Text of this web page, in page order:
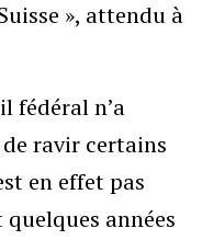
», attendu à
fédéral n’a
ravir certains
en effet pas
années